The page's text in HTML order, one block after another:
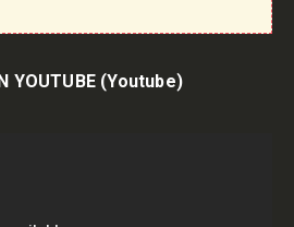
YOUTUBE (Youtube)